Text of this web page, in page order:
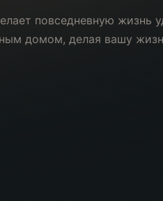
повседневную жизнь
домом, делая вашу